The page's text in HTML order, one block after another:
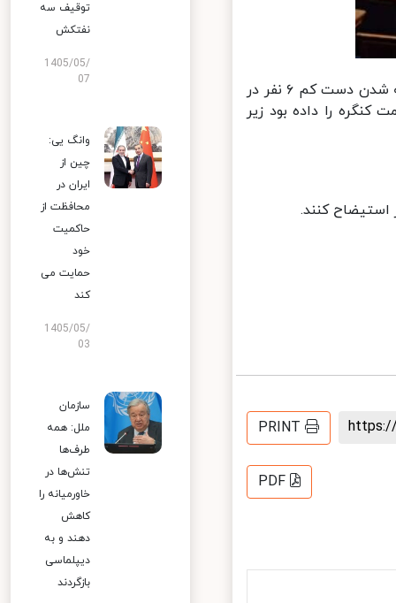
به دنبال شورش هواداران دونالد ترامپ در ۱۷ دی‌ماه به کنگره آمریکا و کشته شدن دست کم ۶ نفر در
را داده بود زیر
کنند.
PRINT
PDF
توقیف سه
نفتکش
1405/05/
07
وانگ یی:
چین از
ایران در
محافظت از
حاکمیت
خود
حمایت می
کند
1405/05/
03
سازمان
ملل: همه
طرف‌ها
تنش‌ها در
خاورمیانه را
کاهش
دهند و به
دیپلماسی
بازگردند